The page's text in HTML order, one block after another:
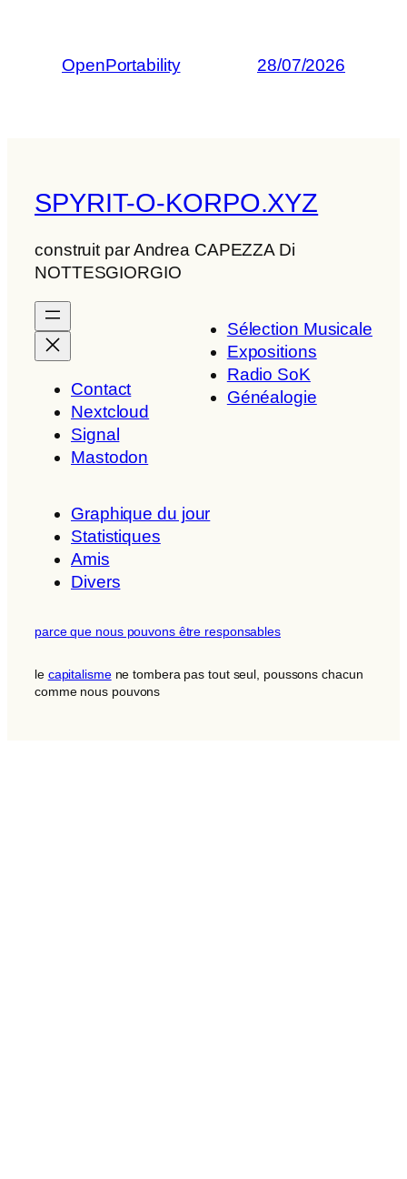
OpenPortability 28/07/2026
SPYRIT-O-KORPO.XYZ
construit par Andrea CAPEZZA Di
NOTTESGIORGIO
Contact
Nextcloud
Signal
Mastodon
Sélection Musicale
Expositions
Radio SoK
Généalogie
Graphique du jour
Statistiques
Amis
Divers
parce que nous pouvons être responsables
le capitalismene tombera pas tout seul, poussons chacun
comme nous pouvons